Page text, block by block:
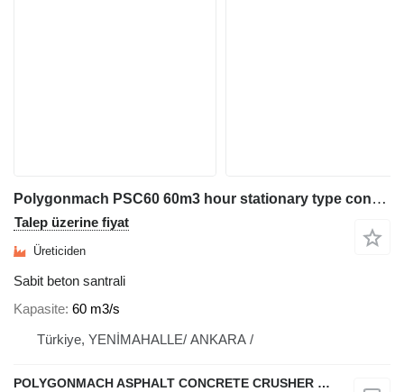
Polygonmach PSC60 60m3 hour stationary type concrete plant
Talep üzerine fiyat
Üreticiden
Sabit beton santrali
Kapasite 60 m3/s
Türkiye, YENİMAHALLE/ ANKARA /
POLYGONMACH ASPHALT CONCRETE CRUSHER SYSTEMS